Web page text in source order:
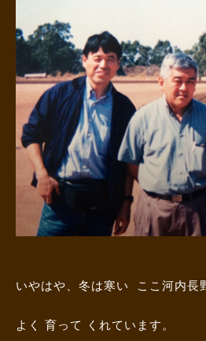
いやはや、冬は寒い ここ河内長
よく 育って くれています。